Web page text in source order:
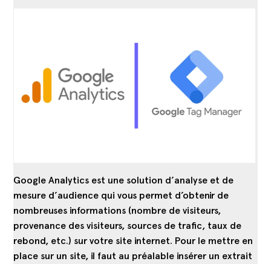
Google Analytics est une solution d’analyse et de
mesure d’audience qui vous permet d’obtenir de
nombreuses informations (nombre de visiteurs,
provenance des visiteurs, sources de trafic, taux de
rebond, etc.) sur votre site internet. Pour le mettre en
place sur un site, il faut au préalable insérer un extrait